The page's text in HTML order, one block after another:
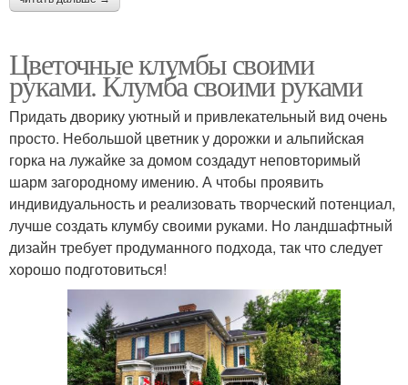
Цветочные клумбы своими
руками. Клумба своими руками
Придать дворику уютный и привлекательный вид очень
просто. Небольшой цветник у дорожки и альпийская
горка на лужайке за домом создадут неповторимый
шарм загородному имению. А чтобы проявить
индивидуальность и реализовать творческий потенциал,
лучше создать клумбу своими руками. Но ландшафтный
дизайн требует продуманного подхода, так что следует
хорошо подготовиться!